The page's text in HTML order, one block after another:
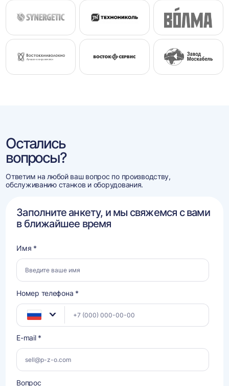
Остались
вопросы?
Ответим на любой ваш вопрос по производству,
обслуживанию станков и оборудования.
Заполните анкету, и мы свяжемся с вами
в ближайшее время
Имя *
Номер телефона *
E-mail *
Вопрос